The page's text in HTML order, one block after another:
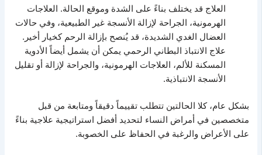
العلاج قد يختلف بناءً على الشدة وموقع الحالة. العلاجات
الهرمونية، الجراحة لإزالة الأنسجة غير الطبيعية، وفي حالات
العضال الغدي الشديدة، قد يُنصح بإزالة الرحم كخيار أخير.
علاج الانتباذ البطاني الرحمي يمكن أن يشمل أيضاً الأدوية
المسكنة للألم، العلاجات الهرمونية، والجراحة لإزالة أو تقليل
الأنسجة الانتباذية.
بشكل عام، كلا الحالتين تتطلب تقييماً دقيقاً ومتابعة من قبل
متخصصين في أمراض النساء لتحديد أفضل استراتيجية علاجية بناءً
على الأعراض والرغبة في الحفاظ على الخصوبة.